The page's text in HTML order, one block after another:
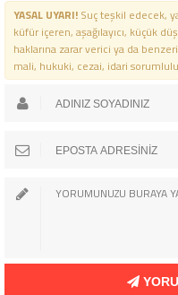
YASAL UYARI!Suç teşkil edecek,
küfür içeren, aşağılayıcı, küçük
haklarına zarar verici ya da
mali, hukuki, cezai, idari